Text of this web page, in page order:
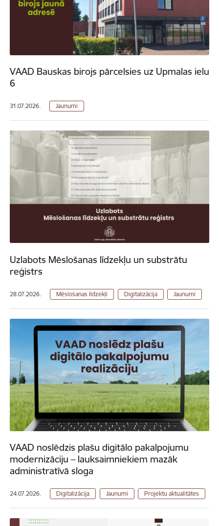
VAAD Bauskas birojs pārcelsies uz Upmalas ielu
6
31.07.2026. Jaunumi
Uzlabots Mēslošanas līdzekļu un substrātu
reģistrs
28.07.2026. Mēslošanas līdzekļi Digitalizācija Jaunumi
VAAD noslēdzis plašu digitālo pakalpojumu
modernizāciju – lauksaimniekiem mazāk
administratīvā sloga
24.07.2026. Digitalizācija Jaunumi Projektu aktualitātes